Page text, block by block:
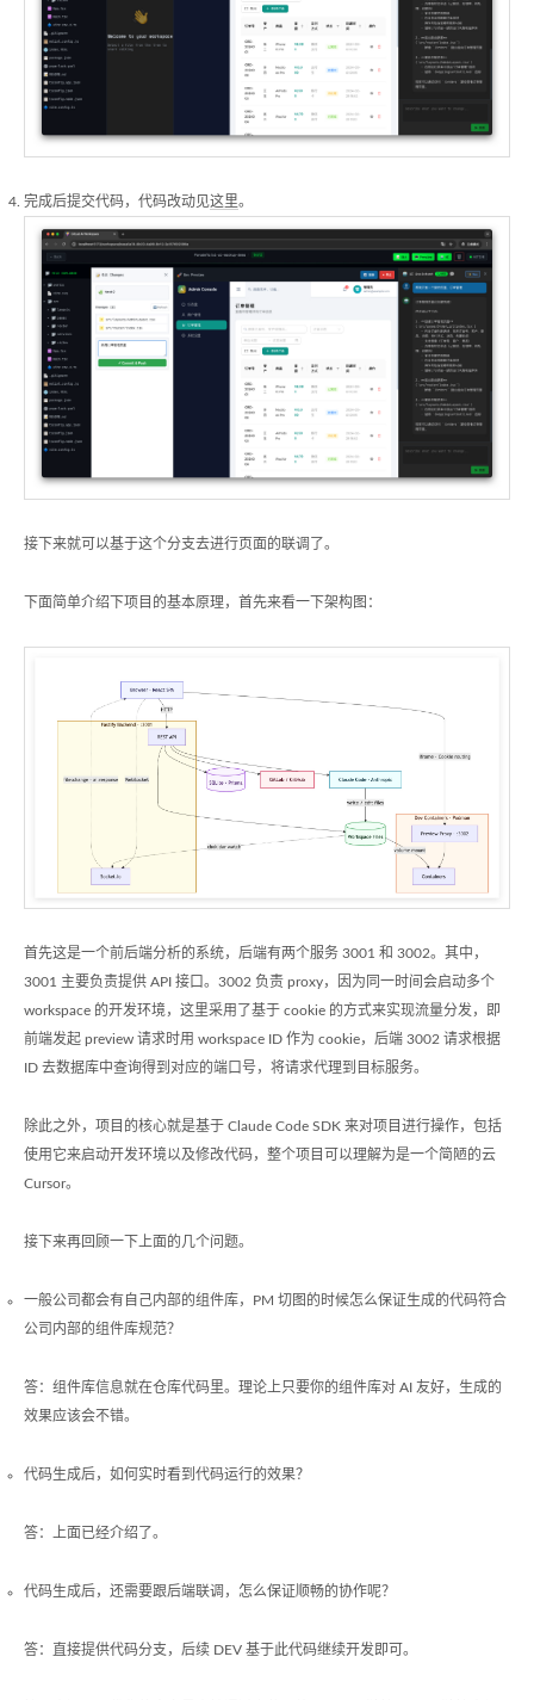
完成后提交代码，代码改动见这里。
接下来就可以基于这个分支去进行页面的联调了。
下面简单介绍下项目的基本原理，首先来看一下架构图：
首先这是一个前后端分析的系统，后端有两个服务 3001 和 3002。其中，
3001 主要负责提供 API 接口。3002 负责 proxy，因为同一时间会启动多个
workspace 的开发环境，这里采用了基于 cookie 的方式来实现流量分发，即
前端发起 preview 请求时用 workspace ID 作为 cookie，后端 3002 请求根据
ID 去数据库中查询得到对应的端口号，将请求代理到目标服务。
除此之外，项目的核心就是基于 Claude Code SDK 来对项目进行操作，包括
使用它来启动开发环境以及修改代码，整个项目可以理解为是一个简陋的云
Cursor。
接下来再回顾一下上面的几个问题。
一般公司都会有自己内部的组件库，PM 切图的时候怎么保证生成的代码符合
公司内部的组件库规范？
答：组件库信息就在仓库代码里。理论上只要你的组件库对 AI 友好，生成的
效果应该会不错。
代码生成后，如何实时看到代码运行的效果？
答：上面已经介绍了。
代码生成后，还需要跟后端联调，怎么保证顺畅的协作呢？
答：直接提供代码分支，后续 DEV 基于此代码继续开发即可。